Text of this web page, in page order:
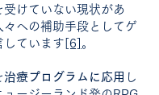
受けていない現状があ
々への補助手段としてゲ
しています [6] 。
治療プログラムに応用 し